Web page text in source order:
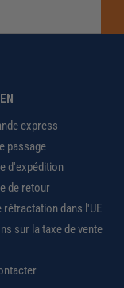
express
passage
d'expédition
de retour
rétractation dans l'UE
sur la taxe de vente